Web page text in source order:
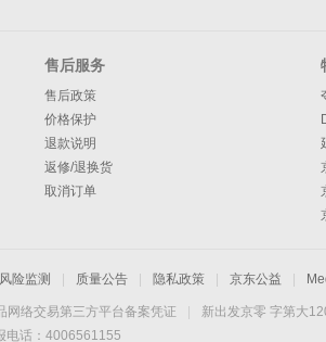
售后服务
售后政策
价格保护
退款说明
返修/退换货
取消订单
风险监测 质量公告 隐私政策 京东公益
网络交易第三方平台备案凭证
新出发京零 字第大
电话：4006561155